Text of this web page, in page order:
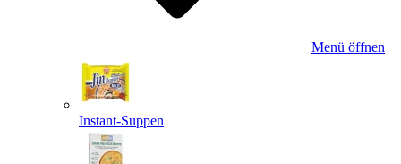
Menü öffnen
Instant-Suppen